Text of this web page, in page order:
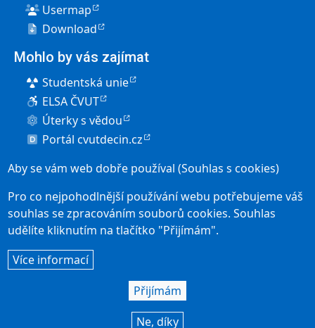
Usermap
Download
Mohlo by vás zajímat
Studentská unie
ELSA ČVUT
Úterky s vědou
Portál cvutdecin.cz
Pro uchazeče
Elektronická přihláška
Přijímací řízení
Studium v Děčíně
User account menu
Přihlásit se
webmaster|Použití cookies
Aby se vám web dobře používal (Souhlas s cookies)
Pro co nejpohodlnější používání webu potřebujeme váš
souhlas se zpracováním souborů cookies. Souhlas
udělíte kliknutím na tlačítko "Přijímám".
Více informací
Přijímám
Ne, díky